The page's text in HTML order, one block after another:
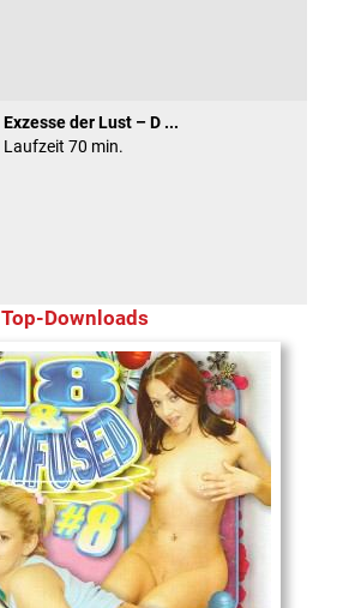
Exzesse der Lust – D ...
Laufzeit 70 min.
Top-Downloads